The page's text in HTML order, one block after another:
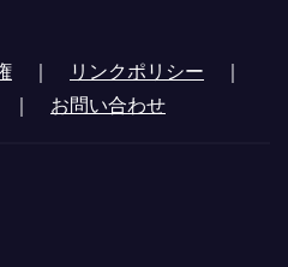
｜ リンクポリシー ｜
｜ お問い合わせ